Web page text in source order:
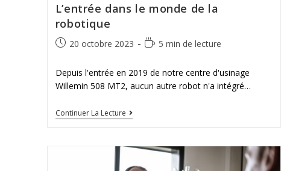
L’entrée dans le monde de la
robotique
20 octobre 2023 5 min de lecture
Depuis l'entrée en 2019 de notre centre d'usinage
Willemin 508 MT2, aucun autre robot n'a intégré…
Continuer La Lecture